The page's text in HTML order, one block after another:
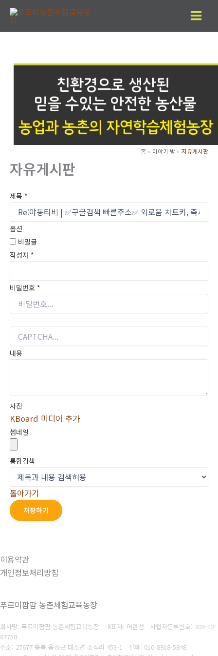
츠
홈 이야기 방 자유게시판
자유게시판
제목 *
옵션
비밀글
작성자 *
비밀번호 *
내용
사진
KBoard 미디어 추가
썸네일
통합검색
돌아가기
저장하기
이용약관
개인정보처리방침
푸르미팜팜 농촌체험교육농장
회사명: 푸르미팜팜 농촌체험교육농장 대표자: 어완선 사업자등록번호: 303-12-
87758
주소: 27677 충북 음성군 대소면 소석리 453-1 전화: 010-8918-5848